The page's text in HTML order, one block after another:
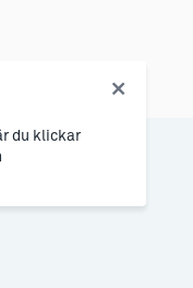
du klickar